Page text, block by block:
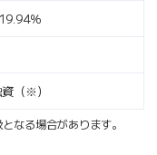
％
（※）
なる場合があります。